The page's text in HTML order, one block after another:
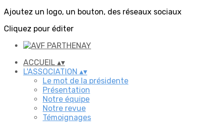
Ajoutez un logo, un bouton, des réseaux sociaux
Cliquez pour éditer
ACCUEIL ▴▾
L'ASSOCIATION ▴▾
Le mot de la présidente
Présentation
Notre équipe
Notre revue
Témoignages